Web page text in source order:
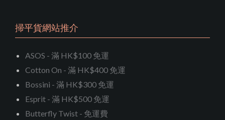
掃平貨網站推介
ASOS - 滿 HK$100 免運
Cotton On - 滿 HK$400 免運
Bossini - 滿 HK$300 免運
Esprit - 滿 HK$500 免運
Butterfly Twist - 免運費